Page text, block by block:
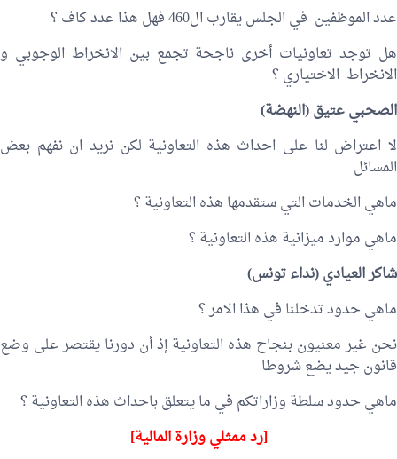
عدد الموظفين في الجلس يقارب ال460 فهل هذا عدد كاف ؟
هل توجد تعاونيات أخرى ناجحة تجمع بين الانخراط الوجوبي و
الانخراط الاختياري ؟
الصحبي عتيق(النهضة)
لا اعتراض لنا على احداث هذه التعاونية لكن نريد ان نفهم بعض
المسائل
ماهي الخدمات التي ستقدمها هذه التعاونية ؟
ماهي موارد ميزانية هذه التعاونية ؟
شاكر العيادي (نداء تونس)
ماهي حدود تدخلنا في هذا الامر ؟
نحن غير معنيون بنجاح هذه التعاونية إذ أن دورنا يقتصر على وضع
قانون جيد يضع شروطا
ماهي حدود سلطة وزاراتكم في ما يتعلق باحداث هذه التعاونية ؟
[رد ممثلي وزارة المالية]